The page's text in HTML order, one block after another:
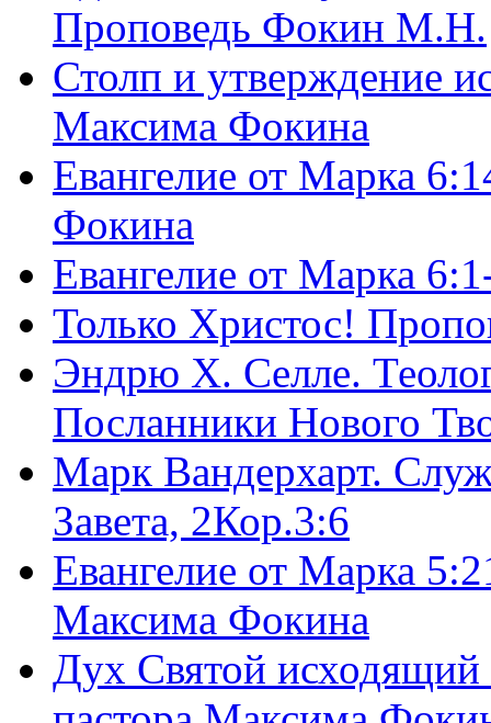
Проповедь Фокин М.Н.
Столп и утверждение
Максима Фокина
Евангелие от Марка
Фокина
Евангелие от Марка
Только Христос!
Эндрю Х. Селле.
Посланники Нового
Марк Вандерхарт.
Завета, 2Кор.3:6
Евангелие от Марка
Максима Фокина
Дух Святой